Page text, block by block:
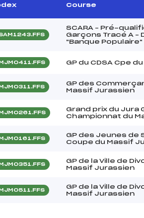
Course
SCARA – Pré-
Garçons Tracé A –
"Banque Populaire"
GP du CDSA Cpe
GP des
Massif Jurassien
Grand prix du Jura
Championnat du
GP des Jeunes de
Coupe du Massif
GP de la Ville de
Massif Jurassien
GP de la Ville de
Massif Jurassien